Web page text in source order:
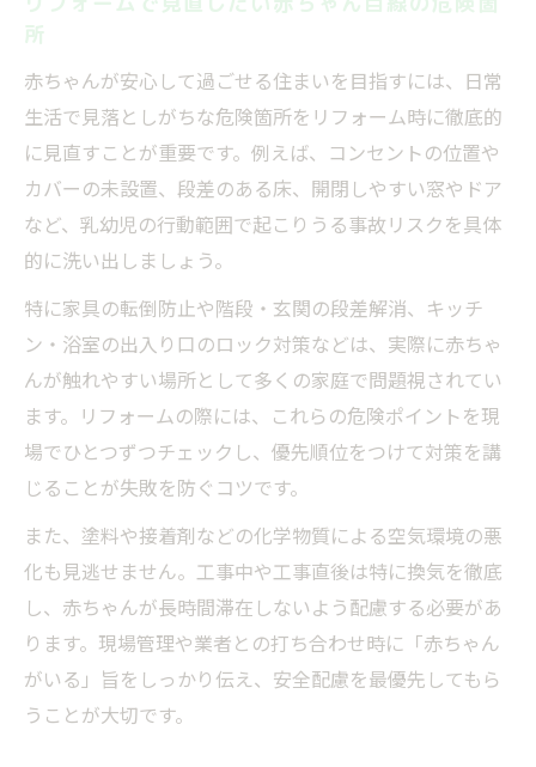
所
赤ちゃんが安心して過ごせる住まいを目指すには、日常
生活で見落としがちな危険箇所をリフォーム時に徹底的
に見直すことが重要です。例えば、コンセントの位置や
カバーの未設置、段差のある床、開閉しやすい窓やドア
など、乳幼児の行動範囲で起こりうる事故リスクを具体
的に洗い出しましょう。
特に家具の転倒防止や階段・玄関の段差解消、キッチ
ン・浴室の出入り口のロック対策などは、実際に赤ちゃ
んが触れやすい場所として多くの家庭で問題視されてい
ます。リフォームの際には、これらの危険ポイントを現
場でひとつずつチェックし、優先順位をつけて対策を講
じることが失敗を防ぐコツです。
また、塗料や接着剤などの化学物質による空気環境の悪
化も見逃せません。工事中や工事直後は特に換気を徹底
し、赤ちゃんが長時間滞在しないよう配慮する必要があ
ります。現場管理や業者との打ち合わせ時に「赤ちゃん
がいる」旨をしっかり伝え、安全配慮を最優先してもら
うことが大切です。